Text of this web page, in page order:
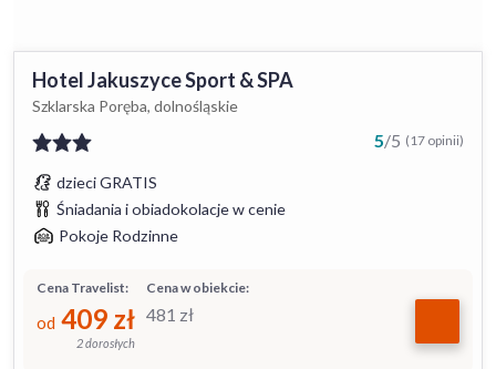
Hotel Jakuszyce Sport & SPA
Szklarska Poręba, dolnośląskie
5/5 (17 opinii)
dzieci GRATIS
Śniadania i obiadokolacje w cenie
Pokoje Rodzinne
Cena w obiekcie:
481 zł
Cena Travelist:
od 409 zł
2 dorosłych